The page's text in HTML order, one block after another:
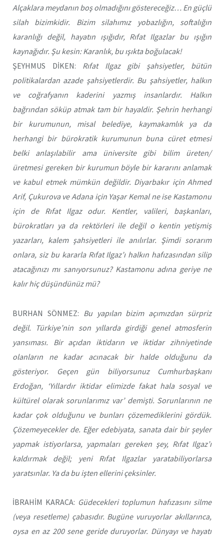
Alçaklara meydanın boş olmadığını göstereceğiz… En güçlü
silah bizimkidir. Bizim silahımız yobazlığın, softalığın
karanlığı değil, hayatın ışığıdır, Rıfat Ilgazlar bu ışığın
kaynağıdır. Şu kesin: Karanlık, bu ışıkta boğulacak!
ŞEYHMUS DİKEN: Rıfat Ilgaz gibi şahsiyetler, bütün
politikalardan azade şahsiyetlerdir. Bu şahsiyetler, halkın
ve coğrafyanın kaderini yazmış insanlardır. Halkın
bağrından söküp atmak tam bir hayaldir. Şehrin herhangi
bir kurumunun, misal belediye, kaymakamlık ya da
herhangi bir bürokratik kurumunun buna cüret etmesi
belki anlaşılabilir ama üniversite gibi bilim üreten/
üretmesi gereken bir kurumun böyle bir kararını anlamak
ve kabul etmek mümkün değildir. Diyarbakır için Ahmed
Arif, Çukurova ve Adana için Yaşar Kemal ne ise Kastamonu
için de Rıfat Ilgaz odur. Kentler, valileri, başkanları,
bürokratları ya da rektörleri ile değil o kentin yetişmiş
yazarları, kalem şahsiyetleri ile anılırlar. Şimdi sorarım
onlara, siz bu kararla Rıfat Ilgaz’ı halkın hafızasından silip
atacağınızı mı sanıyorsunuz? Kastamonu adına geriye ne
kalır hiç düşündünüz mü?
BURHAN SÖNMEZ: Bu yapılan bizim açımızdan sürpriz
değil. Türkiye’nin son yıllarda girdiği genel atmosferin
yansıması. Bir açıdan iktidarın ve iktidar zihniyetinde
olanların ne kadar acınacak bir halde olduğunu da
gösteriyor. Geçen gün biliyorsunuz Cumhurbaşkanı
Erdoğan, ‘Yıllardır iktidar elimizde fakat hala sosyal ve
kültürel olarak sorunlarımız var’ demişti. Sorunlarının ne
kadar çok olduğunu ve bunları çözemediklerini gördük.
Çözemeyecekler de. Eğer edebiyata, sanata dair bir şeyler
yapmak istiyorlarsa, yapmaları gereken şey, Rıfat Ilgaz’ı
kaldırmak değil; yeni Rıfat Ilgazlar yaratabiliyorlarsa
yaratsınlar. Ya da bu işten ellerini çeksinler.
İBRAHİM KARACA: Güdecekleri toplumun hafızasını silme
(veya resetleme) çabasıdır. Bugüne vuruyorlar akıllarınca,
oysa en az 200 sene geride duruyorlar. Dünyayı ve hayatı